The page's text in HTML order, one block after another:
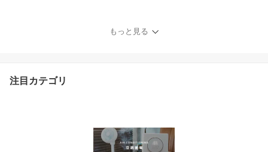
一人暮らし ひとり暮らし
新生活 雑穀米 おかゆ 玄
もっと見る
注目カテゴリ